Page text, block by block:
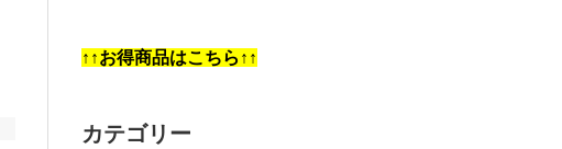
↑↑お得商品はこちら↑↑
カテゴリー